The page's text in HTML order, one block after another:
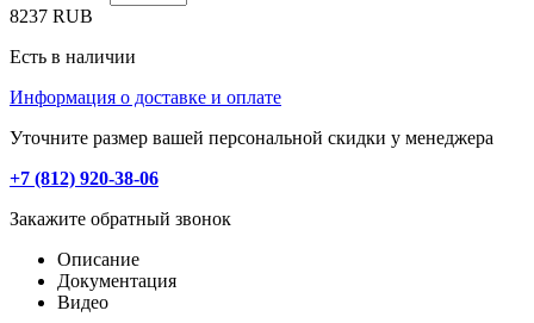
8237 RUB
Есть в наличии
Информация о доставке и оплате
Уточните размер вашей персональной скидки у менеджера
+7 (812) 920-38-06
Закажите обратный звонок
Описание
Документация
Видео